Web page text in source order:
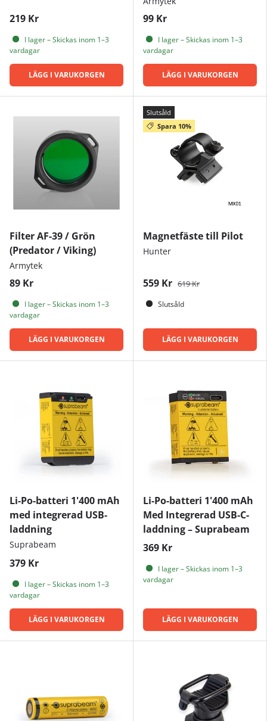
219 Kr
I lager – Skickas inom 1–3
vardagar
LÄGG I VARUKORGEN
99 Kr
I lager – Skickas inom 1–3
vardagar
LÄGG I VARUKORGEN
Filter AF-39 / Grön
(Predator / Viking)
Armytek
89 Kr
I lager – Skickas inom 1–3
vardagar
LÄGG I VARUKORGEN
Slutsåld
Spara 10%
Magnetfäste till Pilot
Hunter
559 Kr 619 Kr
Slutsåld
LÄGG I VARUKORGEN
Li-Po-batteri 1'400 mAh
med integrerad USB-
laddning
Suprabeam
379 Kr
I lager – Skickas inom 1–3
vardagar
LÄGG I VARUKORGEN
Li-Po-batteri 1'400 mAh
Med Integrerad USB-C-
laddning – Suprabeam
369 Kr
I lager – Skickas inom 1–3
vardagar
LÄGG I VARUKORGEN